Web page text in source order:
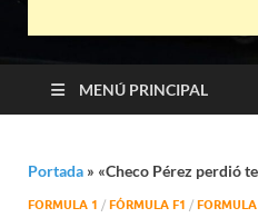
MENÚ PRINCIPAL
Portada » «Checo Pérez perdió
FORMULA 1 / FÓRMULA F1 /